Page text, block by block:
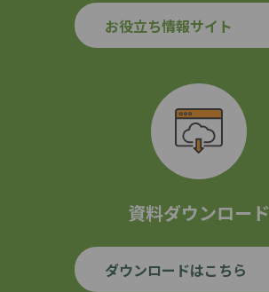
お役立ち情報サイト
資料ダウンロード
ダウンロードはこちら